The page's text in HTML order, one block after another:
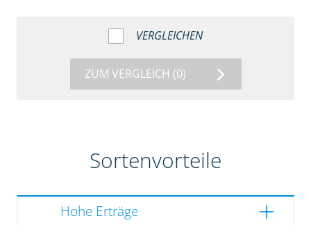
VERGLEICHEN
ZUM VERGLEICH (0)
Sortenvorteile
Hohe Erträge